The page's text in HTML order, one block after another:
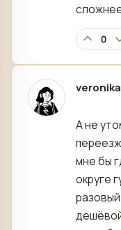
0
А не
мне бы
округе